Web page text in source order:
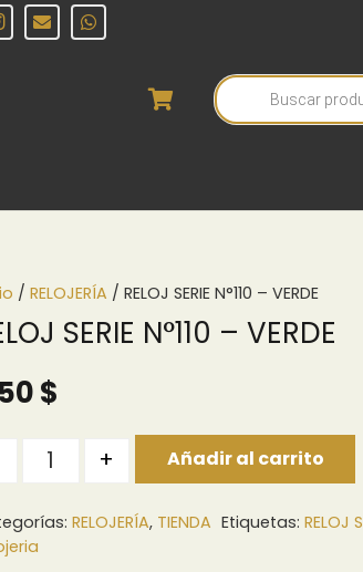
Búsqueda
de
productos
/ RELOJERÍA / RELOJ SERIE N°110 – VERDE
SERIE N°110 – VERDE
$
+ Añadir al carrito
RELOJERÍA, TIENDA Etiquetas: RELOJ